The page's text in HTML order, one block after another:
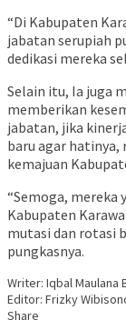
“Di Kabupaten
jabatan serupiah
dedikasi mereka
Selain itu, Ia juga
memberikan
jabatan, jika
baru agar hatinya,
kemajuan
“Semoga, mereka
Kabupaten
mutasi dan rotasi
pungkasnya.
Writer: Iqbal Maulana
Editor: Frizky
Share